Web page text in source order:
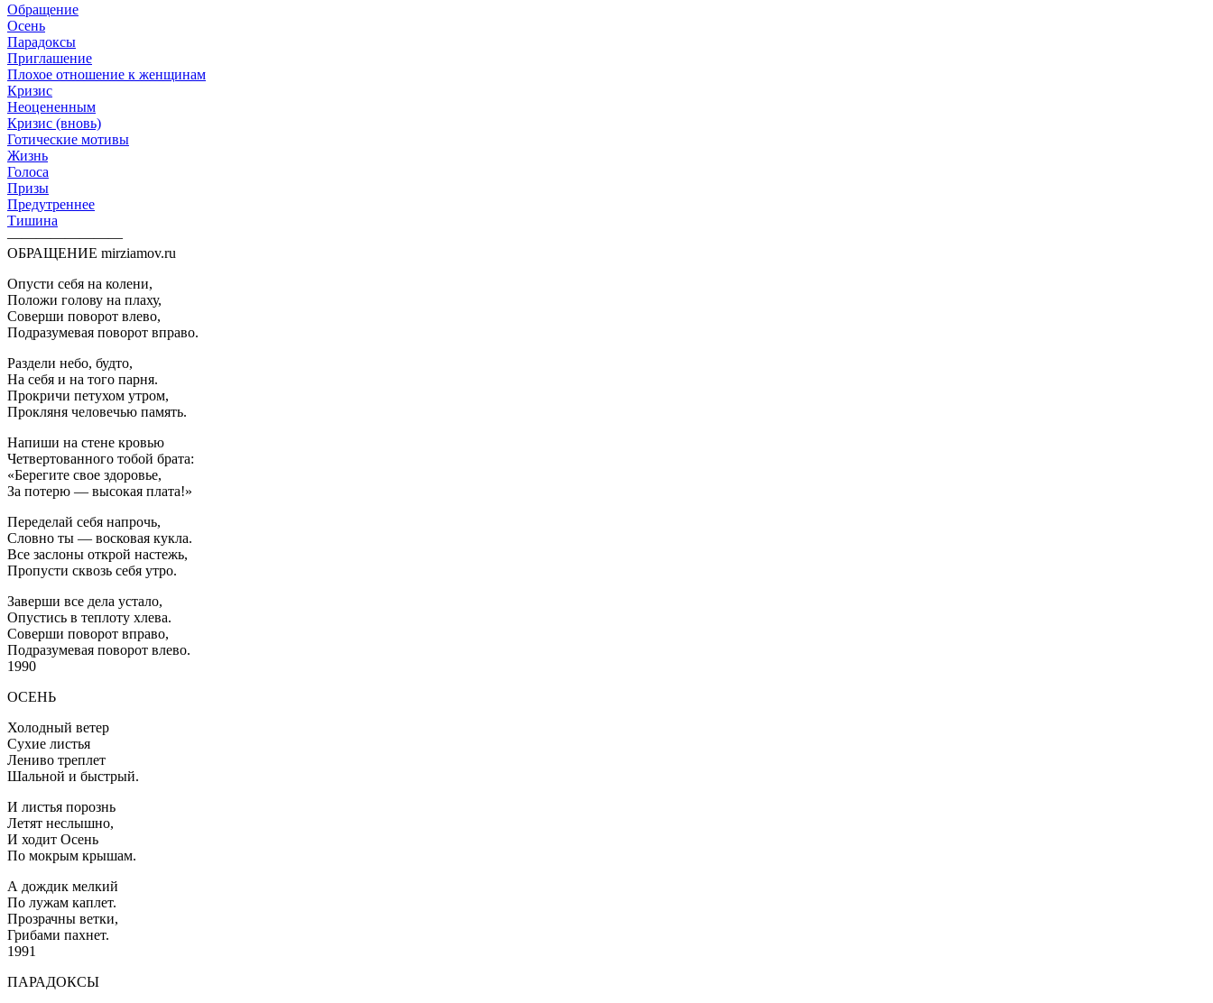
Обращение
Осень
Парадоксы
Приглашение
Плохое отношение к женщинам
Кризис
Неоцененным
Кризис (вновь)
Готические мотивы
Жизнь
Голоса
Призы
Предутреннее
Тишина
————————
ОБРАЩЕНИЕ mirziamov.ru
Опусти себя на колени,
Положи голову на плаху,
Соверши поворот влево,
Подразумевая поворот вправо.
Раздели небо, будто,
На себя и на того парня.
Прокричи петухом утром,
Прокляня человечью память.
Напиши на стене кровью
Четвертованного тобой брата:
«Берегите свое здоровье,
За потерю — высокая плата!»
Переделай себя напрочь,
Словно ты — восковая кукла.
Все заслоны открой настежь,
Пропусти сквозь себя утро.
Заверши все дела устало,
Опустись в теплоту хлева.
Соверши поворот вправо,
Подразумевая поворот влево.
1990
ОСЕНЬ
Холодный ветер
Сухие листья
Лениво треплет
Шальной и быстрый.
И листья порознь
Летят неслышно,
И ходит Осень
По мокрым крышам.
А дождик мелкий
По лужам каплет.
Прозрачны ветки,
Грибами пахнет.
1991
ПАРАДОКСЫ